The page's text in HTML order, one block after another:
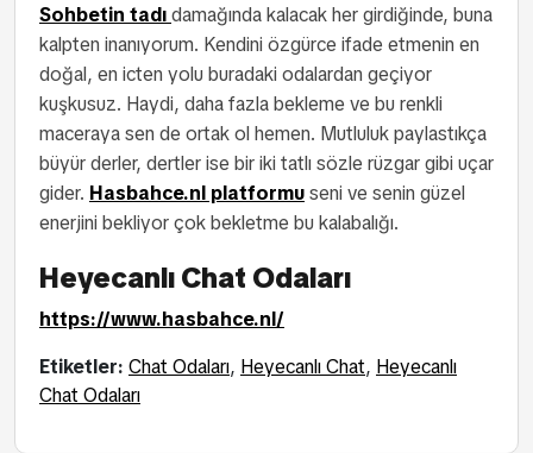
Sohbetin tadıdamağında kalacak her girdiğinde, buna
kalpten inanıyorum. Kendini özgürce ifade etmenin en
doğal, en icten yolu buradaki odalardan geçiyor
kuşkusuz. Haydi, daha fazla bekleme ve bu renkli
maceraya sen de ortak ol hemen. Mutluluk paylastıkça
büyür derler, dertler ise bir iki tatlı sözle rüzgar gibi uçar
gider. Hasbahce.nl platformuseni ve senin güzel
enerjini bekliyor çok bekletme bu kalabalığı.
Heyecanlı Chat Odaları
https://www.hasbahce.nl/
Etiketler: Chat Odaları, Heyecanlı Chat, Heyecanlı
Chat Odaları